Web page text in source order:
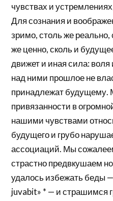
чувствах и
Для сознания и
зримо, столь же
же ценно, сколь и
движет и иная сила:
над ними прошлое не
принадлежат
привязанности в
нашими чувствами
будущего и грубо
ассоциаций. Мы
страстно предвкушаем
удалось избежать беды
juvabit» * — и страшимся